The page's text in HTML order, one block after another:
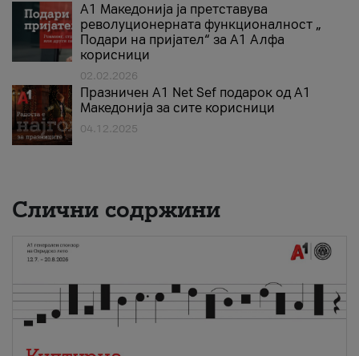
А1 Македонија ја претставува
револуционерната функционалност „
Подари на пријател“ за А1 Алфа
корисници
02.02.2026
Празничен A1 Net Sеf подарок од А1
Македонија за сите корисници
04.12.2025
Слични содржини